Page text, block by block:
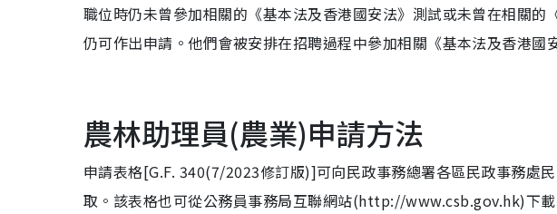
職位時仍未曾參加相關的《基本法及香港國安法》測試或未曾在相關的
仍可作出申請。他們會被安排在招聘過程中參加相關《基本法及香港國
農林助理員(農業)申請方法
申請表格[G.F. 340(7/2023修訂版)]可向民政事務總署各區民政事務處
取。該表格也可從公務員事務局互聯網站(http://www.csb.gov.hk)下